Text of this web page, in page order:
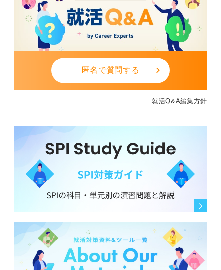
匿名で質問する
就活Q&A編集方針